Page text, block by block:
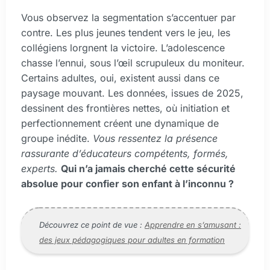
Vous observez la segmentation s’accentuer par
contre. Les plus jeunes tendent vers le jeu, les
collégiens lorgnent la victoire. L’adolescence
chasse l’ennui, sous l’œil scrupuleux du moniteur.
Certains adultes, oui, existent aussi dans ce
paysage mouvant. Les données, issues de 2025,
dessinent des frontières nettes, où initiation et
perfectionnement créent une dynamique de
groupe inédite. Vous ressentez la présence
rassurante d’éducateurs compétents, formés,
experts. Qui n’a jamais cherché cette sécurité
absolue pour confier son enfant à l’inconnu ?
Découvrez ce point de vue : Apprendre en s’amusant :
des jeux pédagogiques pour adultes en formation